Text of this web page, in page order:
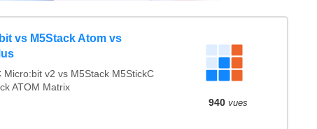
vs M5Stack Atom vs
Micro:bit v2 vs M5Stack M5StickC
ATOM Matrix
940 vues